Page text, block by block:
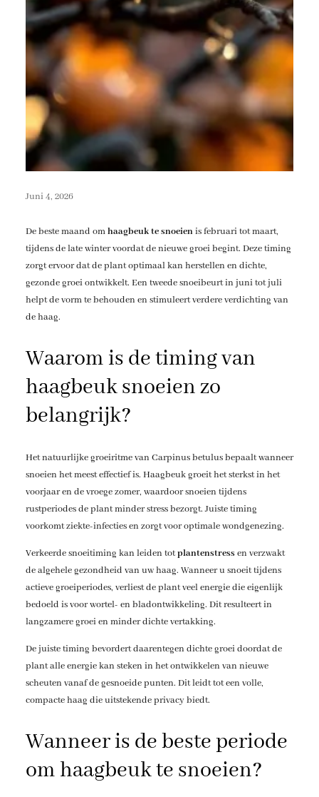
Juni 4, 2026
De beste maand omhaagbeuk te snoeienis februari tot maart,
tijdens de late winter voordat de nieuwe groei begint. Deze timing
zorgt ervoor dat de plant optimaal kan herstellen en dichte,
gezonde groei ontwikkelt. Een tweede snoeibeurt in juni tot juli
helpt de vorm te behouden en stimuleert verdere verdichting van
de haag.
Waarom is de timing van
haagbeuk snoeien zo
belangrijk?
Het natuurlijke groeiritme van Carpinus betulus bepaalt wanneer
snoeien het meest effectief is. Haagbeuk groeit het sterkst in het
voorjaar en de vroege zomer, waardoor snoeien tijdens
rustperiodes de plant minder stress bezorgt. Juiste timing
voorkomt ziekte-infecties en zorgt voor optimale wondgenezing.
Verkeerde snoeitiming kan leiden totplantenstressen verzwakt
de algehele gezondheid van uw haag. Wanneer u snoeit tijdens
actieve groeiperiodes, verliest de plant veel energie die eigenlijk
bedoeld is voor wortel- en bladontwikkeling. Dit resulteert in
langzamere groei en minder dichte vertakking.
De juiste timing bevordert daarentegen dichte groei doordat de
plant alle energie kan steken in het ontwikkelen van nieuwe
scheuten vanaf de gesnoeide punten. Dit leidt tot een volle,
compacte haag die uitstekende privacy biedt.
Wanneer is de beste periode
om haagbeuk te snoeien?